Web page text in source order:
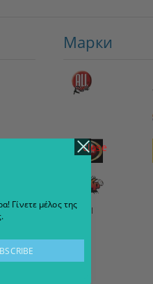
Марки
View all
Γίνετε μέλος της
close